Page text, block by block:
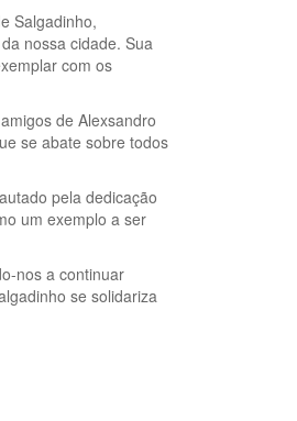
Salgadinho,
nossa cidade. Sua
com os
de Alexsandro
se abate sobre todos
pela dedicação
um exemplo a ser
nos a continuar
se solidariza